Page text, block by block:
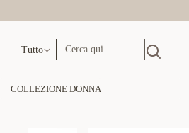
Tutto
COLLEZIONE DONNA